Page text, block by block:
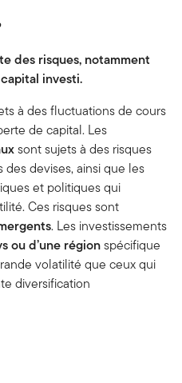
des risques, notamment
investi.
à des fluctuations de cours
de capital. Les
sont sujets à des risques
devises, ainsi que les
et politiques qui
Ces risques sont
. Les investissements
ou d’une régionspécifique
volatilité que ceux qui
diversification